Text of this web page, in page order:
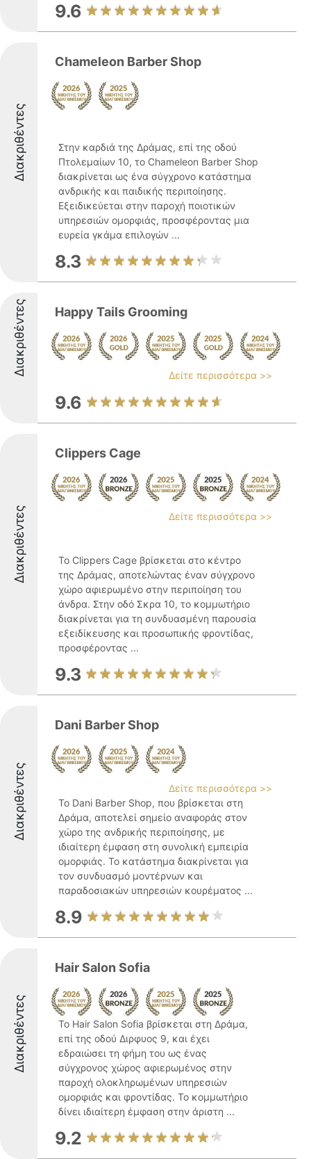
9.6
Διακριθέντες
Chameleon Barber Shop
Στην καρδιά της Δράμας, επί της οδού
Πτολεμαίων 10, το Chameleon Barber Shop
διακρίνεται ως ένα σύγχρονο κατάστημα
ανδρικής και παιδικής περιποίησης.
Εξειδικεύεται στην παροχή ποιοτικών
υπηρεσιών ομορφιάς, προσφέροντας μια
ευρεία γκάμα επιλογών ...
8.3
Διακριθέντες Happy Tails Grooming
Δείτε περισσότερα >>
9.6
Διακριθέντες
Clippers Cage
Δείτε περισσότερα >>
Το Clippers Cage βρίσκεται στο κέντρο
της Δράμας, αποτελώντας έναν σύγχρονο
χώρο αφιερωμένο στην περιποίηση του
άνδρα. Στην οδό Σκρα 10, το κομμωτήριο
διακρίνεται για τη συνδυασμένη παρουσία
εξειδίκευσης και προσωπικής φροντίδας,
προσφέροντας ...
9.3
Διακριθέντες
Dani Barber Shop
Δείτε περισσότερα >>
Το Dani Barber Shop, που βρίσκεται στη
Δράμα, αποτελεί σημείο αναφοράς στον
χώρο της ανδρικής περιποίησης, με
ιδιαίτερη έμφαση στη συνολική εμπειρία
ομορφιάς. Το κατάστημα διακρίνεται για
τον συνδυασμό μοντέρνων και
παραδοσιακών υπηρεσιών κουρέματος ...
8.9
Διακριθέντες
Hair Salon Sofia
Το Hair Salon Sofia βρίσκεται στη Δράμα,
επί της οδού Διρφυος 9, και έχει
εδραιώσει τη φήμη του ως ένας
σύγχρονος χώρος αφιερωμένος στην
παροχή ολοκληρωμένων υπηρεσιών
ομορφιάς και φροντίδας. Το κομμωτήριο
δίνει ιδιαίτερη έμφαση στην άριστη ...
9.2